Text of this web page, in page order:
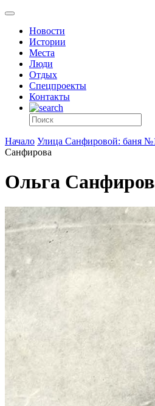
Новости
Истории
Места
Люди
Отдых
Спецпроекты
Контакты
Начало Улица Санфировой: баня
Санфирова
Ольга